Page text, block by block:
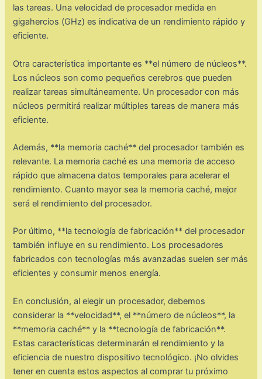
las tareas. Una velocidad de procesador medida en
gigahercios (GHz) es indicativa de un rendimiento rápido y
eficiente.
Otra característica importante es **el número de núcleos**.
Los núcleos son como pequeños cerebros que pueden
realizar tareas simultáneamente. Un procesador con más
núcleos permitirá realizar múltiples tareas de manera más
eficiente.
Además, **la memoria caché** del procesador también es
relevante. La memoria caché es una memoria de acceso
rápido que almacena datos temporales para acelerar el
rendimiento. Cuanto mayor sea la memoria caché, mejor
será el rendimiento del procesador.
Por último, **la tecnología de fabricación** del procesador
también influye en su rendimiento. Los procesadores
fabricados con tecnologías más avanzadas suelen ser más
eficientes y consumir menos energía.
En conclusión, al elegir un procesador, debemos
considerar la **velocidad**, el **número de núcleos**, la
**memoria caché** y la **tecnología de fabricación**.
Estas características determinarán el rendimiento y la
eficiencia de nuestro dispositivo tecnológico. ¡No olvides
tener en cuenta estos aspectos al comprar tu próximo